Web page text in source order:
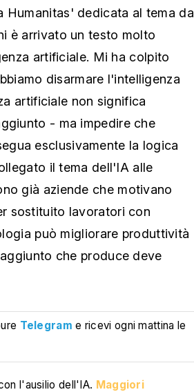
dedicata al tema da
è arrivato un testo molto
artificiale. Mi ha colpito
disarmare l'intelligenza
artificiale non significa
- ma impedire che
esclusivamente la logica
il tema dell'IA alle
già aziende che motivano
sostituito lavoratori con
può migliorare produttività
che produce deve
Telegram e ricevi ogni mattina le
l'ausilio dell'IA. Maggiori